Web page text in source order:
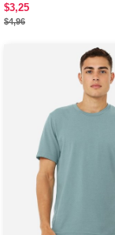
$3,25
$4,96